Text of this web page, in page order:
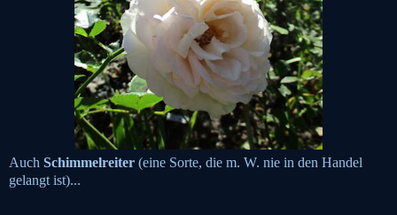
Auch Schimmelreiter (eine Sorte, die m. W. nie in den Handel
gelangt ist)...